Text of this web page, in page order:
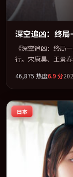
深空追凶：终局
《深空追凶：终局
行。宋康昊、王景
架，在叙事、表演
及主流平台同步亮
节与人物弧光的观
46,875 热度6.9分
日本